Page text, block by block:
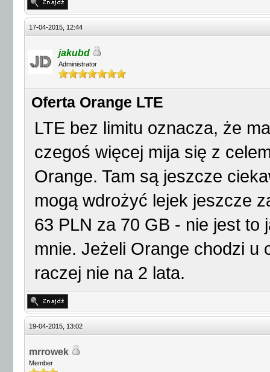
17-04-2015, 12:44
jakubd
Administrator
Oferta Orange LTE
LTE bez limitu oznacza, że
czegoś więcej mija się z
Orange. Tam są jeszcze
mogą wdrożyć lejek jeszcze
63 PLN za 70 GB - nie jest to
mnie. Jeżeli Orange chodzi u
raczej nie na 2 lata.
19-04-2015, 13:02
mrrowek
Member